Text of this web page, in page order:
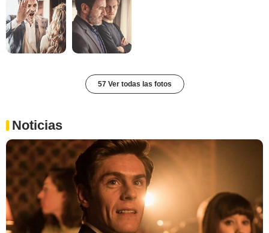
57 Ver todas las fotos
Noticias